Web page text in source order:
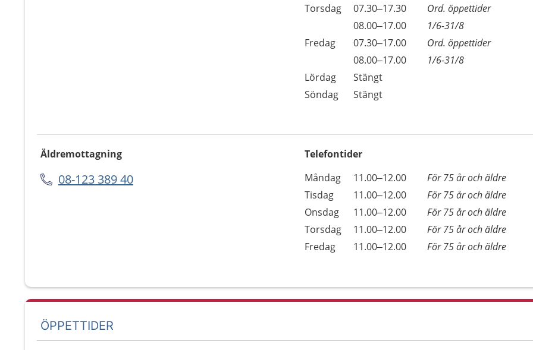
Torsdag
07.30–17.30
Ord. öppettider
08.00–17.00
1/6-31/8
Fredag
07.30–17.00
Ord. öppettider
08.00–17.00
1/6-31/8
Lördag
Stängt
Söndag
Stängt
Äldremottagning
08-123 389 40
Telefontider
Dag
Öppettider
Kommentarer
Måndag 11.00–12.00
För 75 år och äldre
Tisdag
11.00–12.00
För 75 år och äldre
Onsdag
11.00–12.00
För 75 år och äldre
Torsdag
11.00–12.00
För 75 år och äldre
Fredag
11.00–12.00 För 75 år och äldre
ÖPPETTIDER